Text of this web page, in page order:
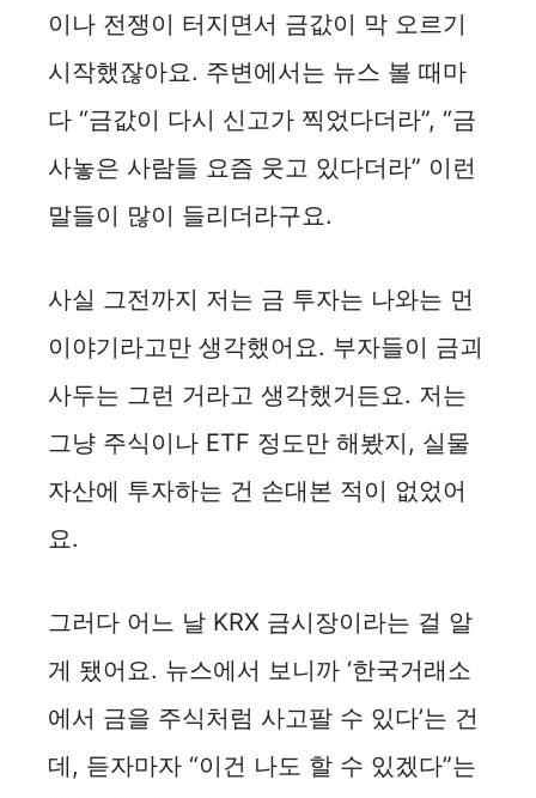
이나 전쟁이 터지면서 금값이 막 오르기
시작했잖아요. 주변에서는 뉴스 볼 때마
다 “금값이 다시 신고가 찍었다더라”, “금
사놓은 사람들 요즘 웃고 있다더라” 이런
말들이 많이 들리더라구요.
사실 그전까지 저는 금 투자는 나와는 먼
이야기라고만 생각했어요. 부자들이 금괴
사두는 그런 거라고 생각했거든요. 저는
그냥 주식이나 ETF 정도만 해봤지, 실물
자산에 투자하는 건 손대본 적이 없었어
요.
그러다 어느 날 KRX 금시장이라는 걸 알
게 됐어요. 뉴스에서 보니까 ‘한국거래소
에서 금을 주식처럼 사고팔 수 있다’는 건
데, 듣자마자 “이건 나도 할 수 있겠다”는